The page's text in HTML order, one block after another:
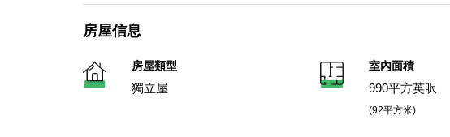
房屋信息
房屋類型
獨立屋
室內面積
990平方英呎
(92平方米)